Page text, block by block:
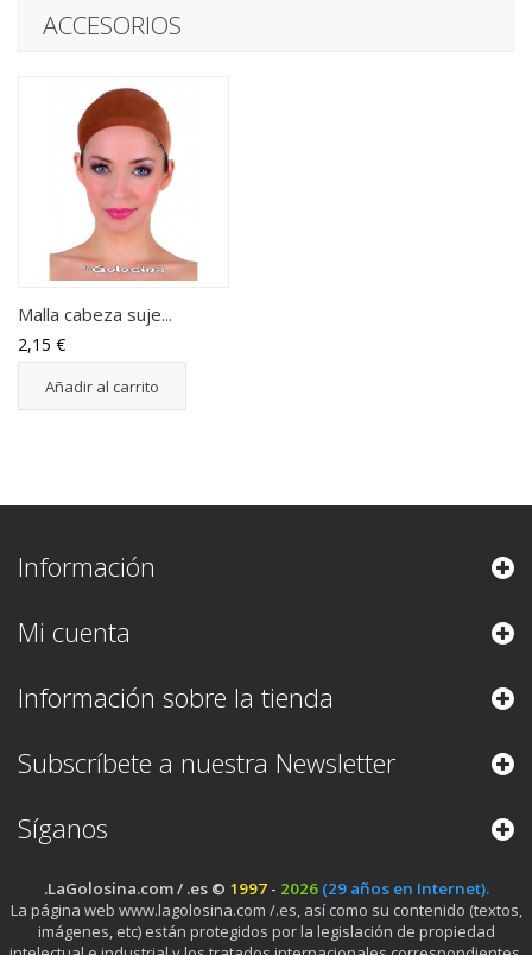
ACCESORIOS
Malla cabeza suje...
2,15 €
Añadir al carrito
Información
Mi cuenta
Información sobre la tienda
Subscríbete a nuestra Newsletter
Síganos
.LaGolosina.com / .es © 1997- 2026 (29 años en Internet).
La página web www.lagolosina.com /.es, así como su contenido (textos,
imágenes, etc) están protegidos por la legislación de propiedad